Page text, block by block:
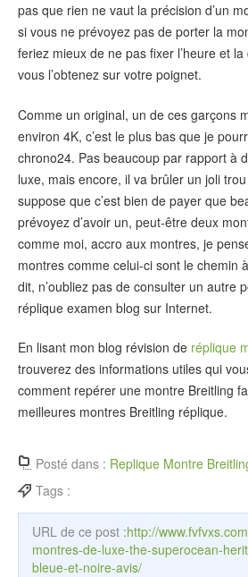
pas que rien ne vaut la précision d’un
si vous ne prévoyez pas de porter la
feriez mieux de ne pas fixer l’heure et
vous l’obtenez sur votre poignet.
Comme un original, un de ces garçons
environ 4K, c’est le plus bas que je
chrono24. Pas beaucoup par rapport à
luxe, mais encore, il va brûler un joli
suppose que c’est bien de payer que
prévoyez d’avoir un, peut-être deux
comme moi, accro aux montres, je
montres comme celui-ci sont le chemin
dit, n’oubliez pas de consulter un autre
réplique examen blog sur Internet.
En lisant mon blog révision de réplique
trouverez des informations utiles qui
comment repérer une montre Breitling
meilleures montres Breitling réplique.
Posté dans : Replique Montre
Tags :
URL de ce post :http://
montres-de-luxe-the-superocean-
bleue-et-noire-avis/